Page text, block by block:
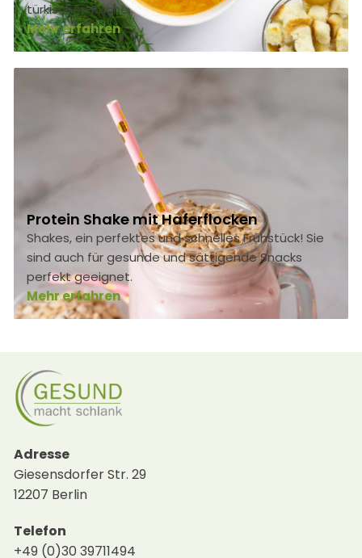
türkischen Küche.
Mehr erfahren
Protein Shake mit Haferflocken
Shakes, ein perfektes und schnelles Frühstück! Sie
sind auch für gesunde und sättigende Snacks
perfekt geeignet.
Mehr erfahren
Adresse
Giesensdorfer Str. 29
12207 Berlin
Telefon
+49 (0)30 39711494